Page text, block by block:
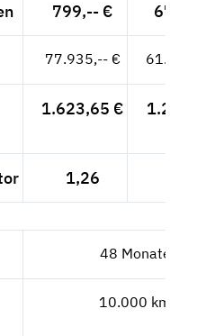
799,-- €
77.935,-- €
1.623,65 €
1,26
48 Monate
10.000 km